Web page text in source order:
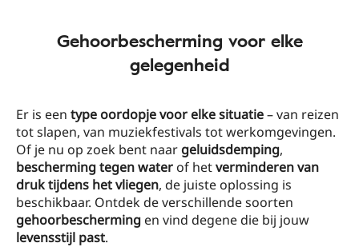
Gehoorbescherming voor elke
gelegenheid
Er is een type oordopje voor elke situatie– van reizen
tot slapen, van muziekfestivals tot werkomgevingen.
Of je nu op zoek bent naargeluidsdemping,
bescherming tegen waterof hetverminderen van
druk tijdens het vliegen, de juiste oplossing is
beschikbaar. Ontdek de verschillende soorten
gehoorbescherming en vind degene die bij jouw
levensstijl past.